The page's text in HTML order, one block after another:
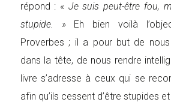
répond : « Je suis peut-être fou,
stupide. » Eh bien voilà
Proverbes ; il a pour but de
dans la tête, de nous rendre
livre s’adresse à ceux qui se
afin qu’ils cessent d’être stupides